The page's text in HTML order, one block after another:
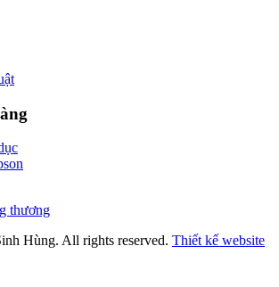
Hùng. All rights reserved. Thiết kế website